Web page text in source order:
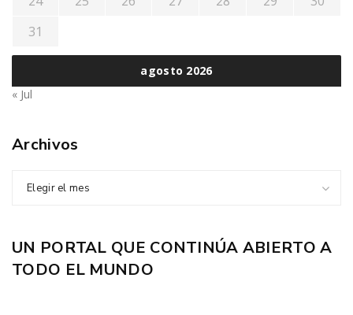
agosto 2026
31
« Jul
Archivos
Elegir el mes
UN PORTAL QUE CONTINÚA ABIERTO A
TODO EL MUNDO